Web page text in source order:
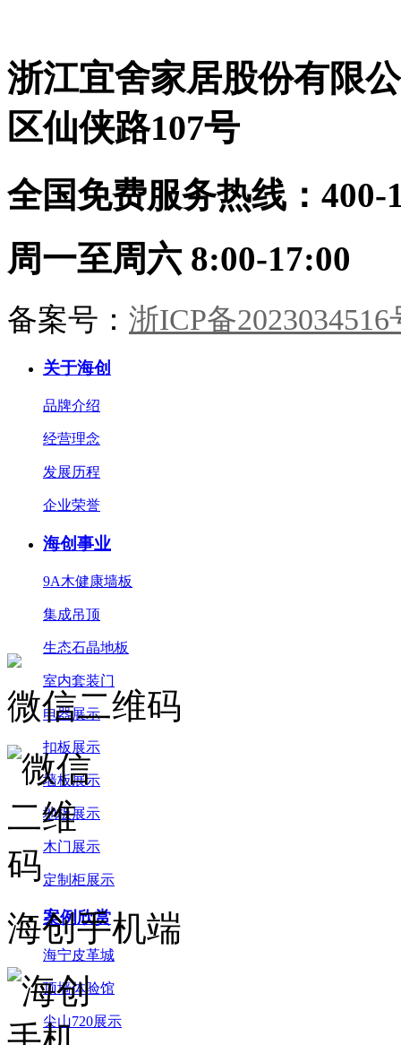
需定制，收纳无死角顶墙门柜同色
同工：从设计到安装，30天焕新理
色。茶室：半卷竹帘，一方茶席。
9A木墙板作底，枯木插花，心境如
风雅。木香与纸香交融，此处心安
是吾乡。·儿童房·男孩房与女孩房
蓝配色，几何块面勾勒童趣。整装
同系，健康守护，天真自有其色。
居。一室风雅，一生心安。
浙江宜舍家居股份有限
区仙侠路107号
全国免费服务热线：400-
周一至周六 8:00-17:00
备案号： 浙ICP备2023034516
关于海创
品牌介绍
经营理念
发展历程
企业荣誉
海创事业
9A木健康墙板
集成吊顶
生态石晶地板
室内套装门
电器展示
扣板展示
墙板展示
地板展示
木门展示
定制柜展示
案例欣赏
海宁皮革城
顶墙体验馆
尖山720展示
微信二维码
海创手机端